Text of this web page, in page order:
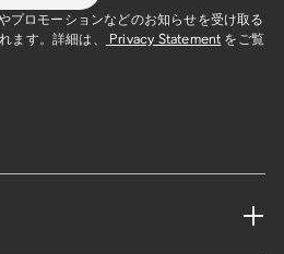
プロモーションなどのお知らせを受け取る
ます。詳細は、
Privacy Statement をご覧